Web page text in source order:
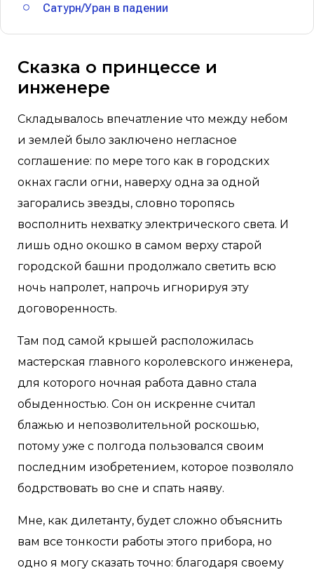
Сатурн/Уран в падении
Сказка о принцессе и
инженере
Складывалось впечатление что между небом
и землей было заключено негласное
соглашение: по мере того как в городских
окнах гасли огни, наверху одна за одной
загорались звезды, словно торопясь
восполнить нехватку электрического света. И
лишь одно окошко в самом верху старой
городской башни продолжало светить всю
ночь напролет, напрочь игнорируя эту
договоренность.
Там под самой крышей расположилась
мастерская главного королевского инженера,
для которого ночная работа давно стала
обыденностью. Сон он искренне считал
блажью и непозволительной роскошью,
потому уже с полгода пользовался своим
последним изобретением, которое позволяло
бодрствовать во сне и спать наяву.
Мне, как дилетанту, будет сложно объяснить
вам все тонкости работы этого прибора, но
одно я могу сказать точно: благодаря своему